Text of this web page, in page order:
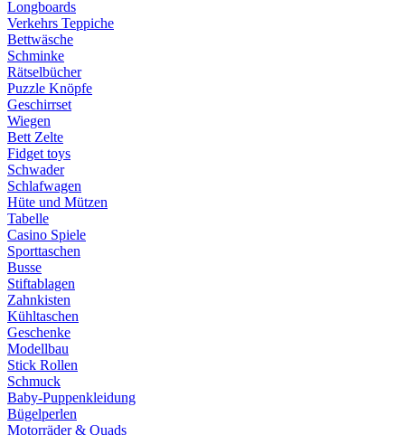
Longboards
Verkehrs Teppiche
Bettwäsche
Schminke
Rätselbücher
Puzzle Knöpfe
Geschirrset
Wiegen
Bett Zelte
Fidget toys
Schwader
Schlafwagen
Hüte und Mützen
Tabelle
Casino Spiele
Sporttaschen
Busse
Stiftablagen
Zahnkisten
Kühltaschen
Geschenke
Modellbau
Stick Rollen
Schmuck
Baby-Puppenkleidung
Bügelperlen
Motorräder & Quads